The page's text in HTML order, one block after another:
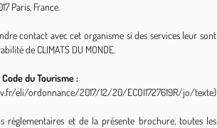
Paris, France.
contact avec cet organisme si des services leur sont
de CLIMATS DU MONDE.
du Tourisme :
eli/ordonnance/2017/12/20/ECOI1727619R/jo/texte)
réglementaires et de la présente brochure, toutes les